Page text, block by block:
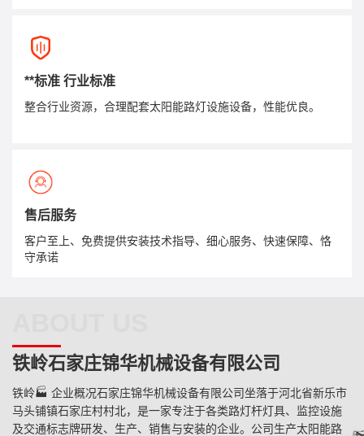
**标准 行业标准
整合行业资源，合理配套太阳能路灯设施设备，性能优良。
售后服务
客户至上、免费提供安装技术指导、细心服务、快速保障、恪
守承诺
铁岭石家庄锦华机械设备有限公司
铁岭🏭 企业概况石家庄锦华机械设备有限公司坐落于河北省新乐市
马头铺镇石家庄村村北，是一家专注于各类路灯杆灯具、监控设施
及交通标志牌研发、生产、销售与安装的企业。公司生产太阳能路